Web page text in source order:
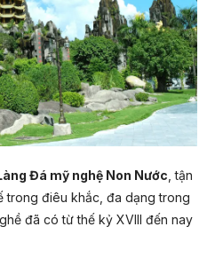
Cầu Vàng nổi tiếng vươn mình
sống động của du lịch Việt
cổ kính, khu vui chơi Fantasy
mát mẻ và khung cảnh như
ngày đầy ấn tượng.
Đá mỹ nghệ Non Nước , tận
trong điêu khắc, đa dạng trong
đã có từ thế kỷ XVIII đến nay